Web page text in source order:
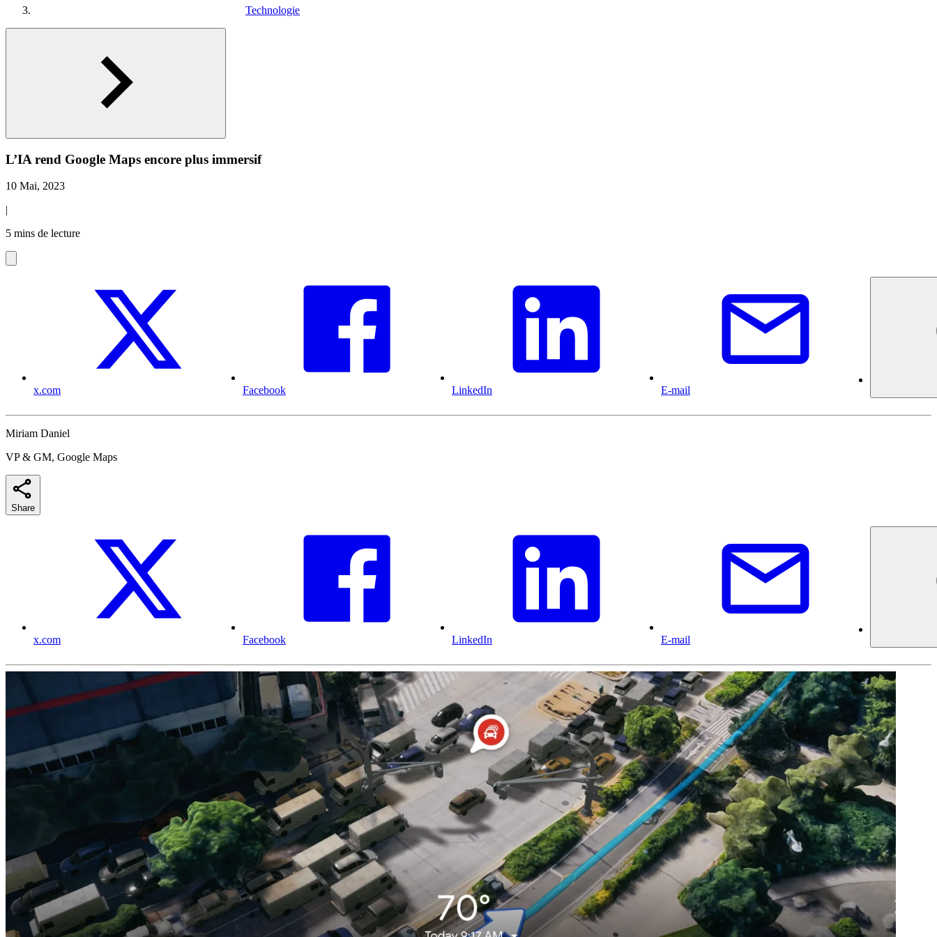
Technologie
L’IA rend Google Maps encore plus immersif
10 Mai, 2023
|
5 mins de lecture
x.com Facebook LinkedIn E-mail
Miriam Daniel
VP & GM, Google Maps
Share
x.com Facebook LinkedIn E-mail